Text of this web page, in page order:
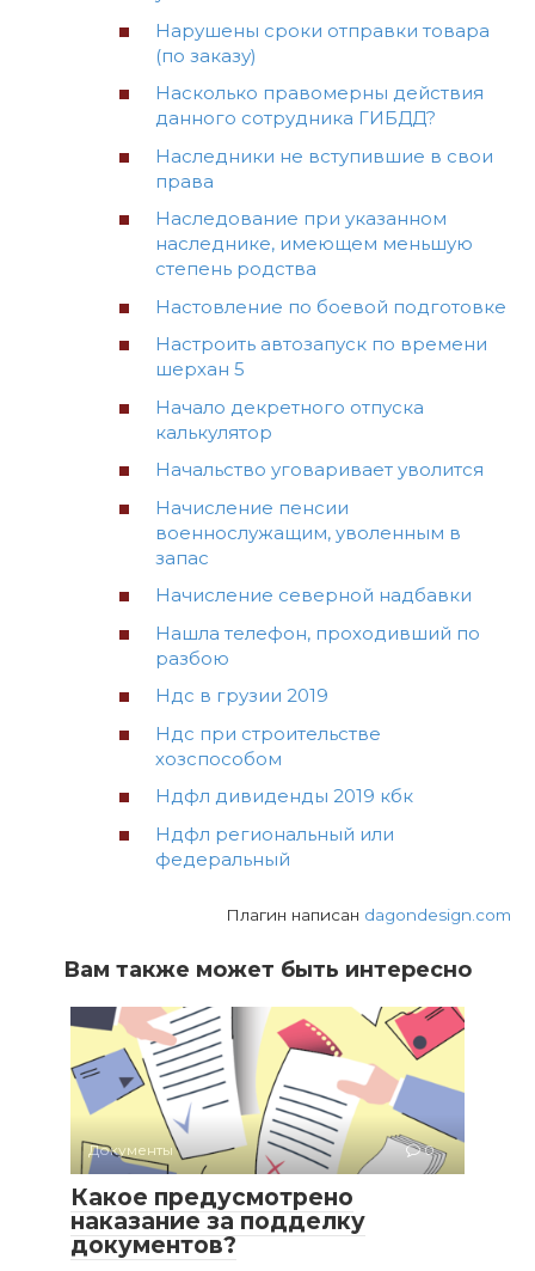
Нарушены сроки отправки товара
(по заказу)
Насколько правомерны действия
данного сотрудника ГИБДД?
Наследники не вступившие в свои
права
Наследование при указанном
наследнике, имеющем меньшую
степень родства
Настовление по боевой подготовке
Настроить автозапуск по времени
шерхан 5
Начало декретного отпуска
калькулятор
Начальство уговаривает уволится
Начисление пенсии
военнослужащим, уволенным в
запас
Начисление северной надбавки
Нашла телефон, проходивший по
разбою
Ндс в грузии 2019
Ндс при строительстве
хозспособом
Ндфл дивиденды 2019 кбк
Ндфл региональный или
федеральный
Плагин написан dagondesign.com
Вам также может быть интересно
Документы 0
Какое предусмотрено
наказание за подделку
документов?